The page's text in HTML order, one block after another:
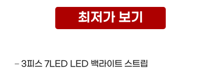
최저가 보기
– 3피스 7LED LED 백라이트 스트립